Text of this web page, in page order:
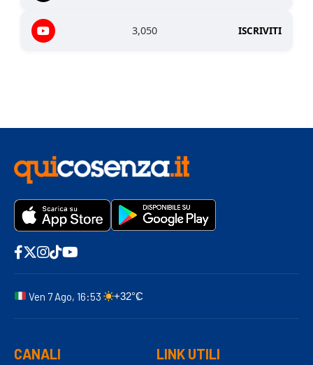
3,050 ISCRIVITI
Ven 7 Ago, 16:53 +32°C
CANALI LINK UTILI